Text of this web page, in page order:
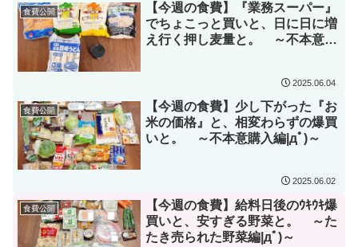
食費公開
【今週の食費】『業務スーパー』
でちょこっと買いと、日に日に増
え行く押し麦量と。 ～不本意ヴ
2025.06.04
食費公開
【今週の食費】少し下がった『お
米の価格』と、相変わらずの爆買
いと。 ～不本意購入編|дﾟ)～
2025.06.02
食費公開
【今週の食費】給料日後のｳｷｳｷ爆
買いと、安すぎる野菜と。 ～た
たき売られた野菜編|дﾟ)～